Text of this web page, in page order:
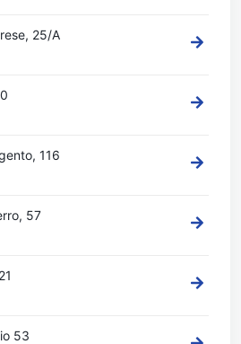
25/A
116
57
53